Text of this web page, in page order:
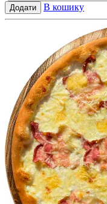
Додати В кошику